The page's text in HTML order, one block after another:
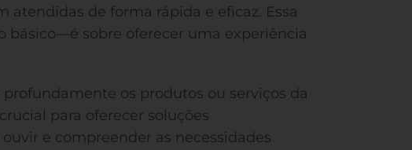
atendidas de forma rápida e eficaz. Essa
básico—é sobre oferecer uma experiência
os produtos ou serviços da
para oferecer soluções
e compreender as necessidades